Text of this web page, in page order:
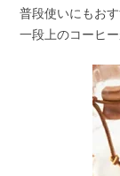
普段使いにもお
一段上のコーヒ